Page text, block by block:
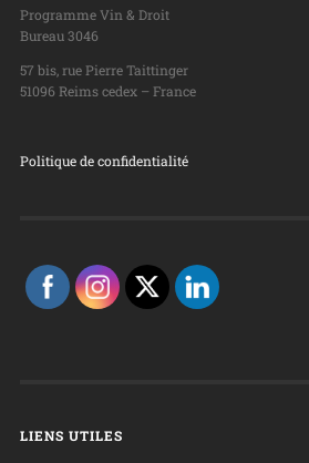
Programme Vin & Droit
Bureau 3046
57 bis, rue Pierre Taittinger
51096 Reims cedex – France
Politique de confidentialité
LIENS UTILES